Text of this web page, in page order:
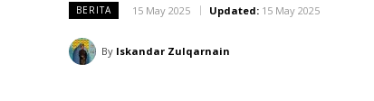
BERITA 15 May 2025 Updated: 15 May 2025
By Iskandar Zulqarnain